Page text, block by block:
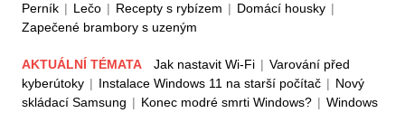
Perník | Lečo | Recepty s rybízem | Domácí housky |
Zapečené brambory s uzeným
AKTUÁLNÍ TÉMATA Jak nastavit Wi-Fi | Varování před
kyberútoky | Instalace Windows 11 na starší počítač | Nový
skládací Samsung | Konec modré smrti Windows? | Windows